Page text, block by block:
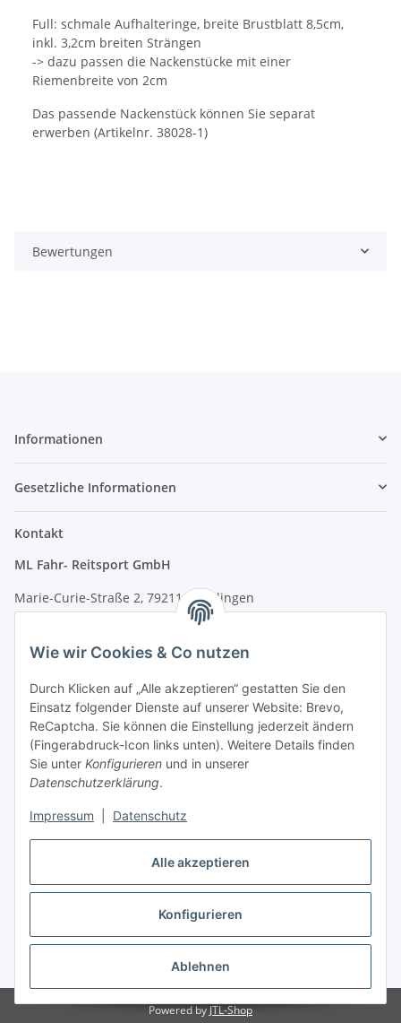
Alle akzeptieren
Konfigurieren
Ablehnen
Wie wir Cookies & Co nutzen
Durch Klicken auf „Alle akzeptieren“ gestatten Sie den
Einsatz folgender Dienste auf unserer Website: Brevo,
ReCaptcha. Sie können die Einstellung jederzeit ändern
(Fingerabdruck-Icon links unten). Weitere Details finden
Sie unter Konfigurieren und in unserer
Datenschutzerklärung.
Impressum Datenschutz
Full: schmale Aufhalteringe, breite Brustblatt 8,5cm,
inkl. 3,2cm breiten Strängen
-> dazu passen die Nackenstücke mit einer
Riemenbreite von 2cm
Das passende Nackenstück können Sie separat
erwerben (Artikelnr. 38028-1)
Bewertungen
Informationen
Gesetzliche Informationen
Kontakt
ML Fahr- Reitsport GmbH
Marie-Curie-Straße 2, 79211 Denzlingen
Tel.: 07666/9378060 (Mo-Fr 9-16 Uhr)
info@fahr-reitsport.de
Nach Terminvereinbarung können Sie gerne bei uns im Lager
vorbeikommen
Zahlungsarten
Vertrag widerrufen
* Alle Preise inkl. gesetzlicher USt., zzgl.Versand
Powered byJTL-Shop